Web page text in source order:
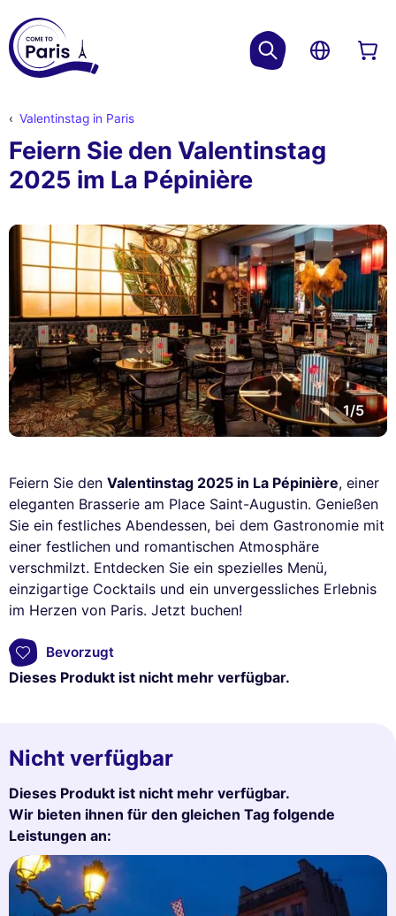
Valentinstag in Paris
Feiern Sie den Valentinstag
2025 im La Pépinière
1/5
Feiern Sie den Valentinstag 2025 in La Pépinière, einer
eleganten Brasserie am Place Saint-Augustin. Genießen
Sie ein festliches Abendessen, bei dem Gastronomie mit
einer festlichen und romantischen Atmosphäre
verschmilzt. Entdecken Sie ein spezielles Menü,
einzigartige Cocktails und ein unvergessliches Erlebnis
im Herzen von Paris. Jetzt buchen!
Bevorzugt
Dieses Produkt ist nicht mehr verfügbar.
Nicht verfügbar
Dieses Produkt ist nicht mehr verfügbar.
Wir bieten ihnen für den gleichen Tag folgende
Leistungen an: